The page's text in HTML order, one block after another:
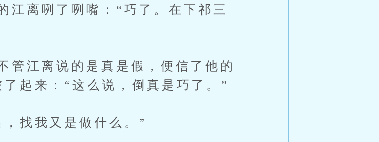
离咧了咧嘴：“巧了。在下祁三
江离说的是真是假，便信了他的
起来：“这么说，倒真是巧了。”
找我又是做什么。”